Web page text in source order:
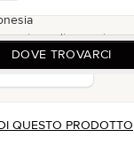
DOVE TROVARCI
e ordinare, si
ACCOUNT
QUESTO PRODOTTO